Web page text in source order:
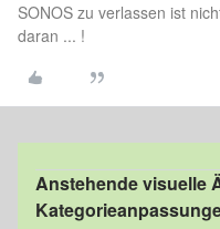
SONOS zu verlassen ist
daran ... !
Anstehende visuelle